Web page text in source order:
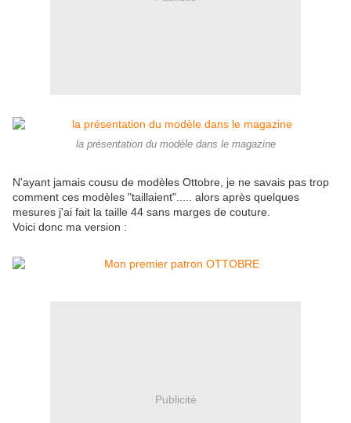
la présentation du modèle dans le magazine
N'ayant jamais cousu de modèles Ottobre, je ne savais pas trop
comment ces modèles "taillaient"..... alors après quelques
mesures j'ai fait la taille 44 sans marges de couture.
Voici donc ma version :
Publicité